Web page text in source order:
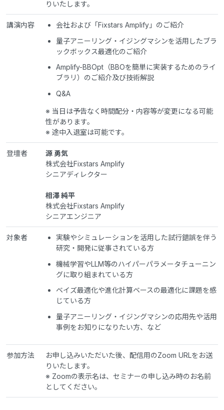
りいたします。
講演内容
会社および「Fixstars Amplify」のご紹介
量子アニーリング・イジングマシンを活用したブラ
ックボックス最適化のご紹介
Amplify-BBOpt（BBOを簡単に実装するためのライ
ブラリ）のご紹介及び技術解説
Q&A
※ 当日は予告なく時間配分・内容等が変更になる可能
性があります。
※ 途中入退室は可能です。
登壇者
源 勇気
株式会社Fixstars Amplify
シニアディレクター
相澤 純平
株式会社Fixstars Amplify
シニアエンジニア
対象者
実験やシミュレーションを活用した試行錯誤を伴う
研究・開発に従事されている方
機械学習やLLM等のハイパーパラメータチューニン
グに取り組まれている方
ベイズ最適化や進化計算ベースの最適化に課題を感
じている方
量子アニーリング・イジングマシンの応用先や活用
事例をお知りになりたい方、など
参加方法
お申し込みいただいた後、配信用のZoom URLをお送
りいたします。
※ Zoomの表示名は、セミナーの申し込み時のお名前
としてください。